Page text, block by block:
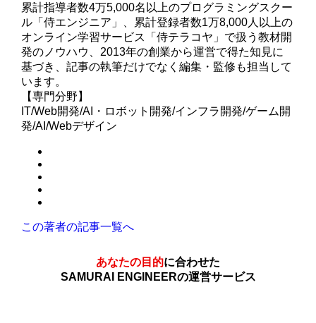
累計指導者数4万5,000名以上のプログラミングスクー
ル「侍エンジニア」、累計登録者数1万8,000人以上の
オンライン学習サービス「侍テラコヤ」で扱う教材開
発のノウハウ、2013年の創業から運営で得た知見に
基づき、記事の執筆だけでなく編集・監修も担当して
います。
【専門分野】
IT/Web開発/AI・ロボット開発/インフラ開発/ゲーム開
発/AI/Webデザイン
この著者の記事一覧へ
あなたの目的に合わせた
SAMURAI ENGINEERの運営サービス